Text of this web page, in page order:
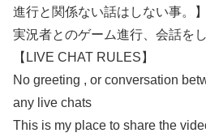
進行と関係ない話はしない事。】
実況者とのゲーム進行、会話を
【LIVE CHAT RULES】
No greeting , or conversation
any live chats
This is my place to share the